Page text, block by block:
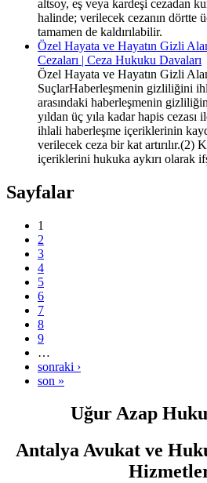
altsoy, eş veya kardeşi cezadan
halinde; verilecek cezanın dörtte
tamamen de kaldırılabilir.
Özel Hayata ve Hayatın Gizli
Cezaları | Ceza Hukuku Davaları
Özel Hayata ve Hayatın Gizli
SuçlarHaberleşmenin gizliliğini
arasındaki haberleşmenin
yıldan üç yıla kadar hapis cezası
ihlali haberleşme içeriklerinin
verilecek ceza bir kat artırılır.(2)
içeriklerini hukuka aykırı olarak
Sayfalar
1
2
3
4
5
6
7
8
9
…
sonraki ›
son »
Uğur Azap
Antalya Avukat ve